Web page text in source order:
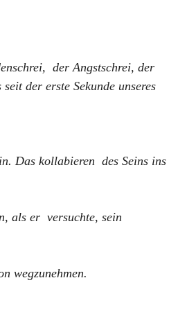
der Angstschrei, der
der erste Sekunde unseres
Das kollabieren  des Seins ins
als er  versuchte, sein
wegzunehmen.